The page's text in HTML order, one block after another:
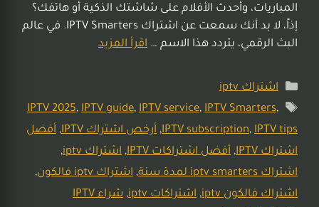
المباريات، وأحدث الأفلام على شاشتك الذكية أو هاتفك؟
إذاً، لا بد أنك سمعت عن اشتراك IPTV Smarters. في عالم
البث الرقمي، يتردد هذا الاسم … اقرأ المزيد
اشتراك iptv
IPTV 2025,IPTV guide,IPTV service,IPTV Smarters,
IPTV subscription, IPTV tips
, أرخص اشتراك IPTV , أفضل
اشتراك IPTV
, أفضل اشتراكات IPTV , اشتراك iptv
,
اشتراك iptv smarters لمدة سنة
, اشتراك iptv فالكون
,
اشتراك فالكون iptv
, اشتراكات iptv , شراء IPTV